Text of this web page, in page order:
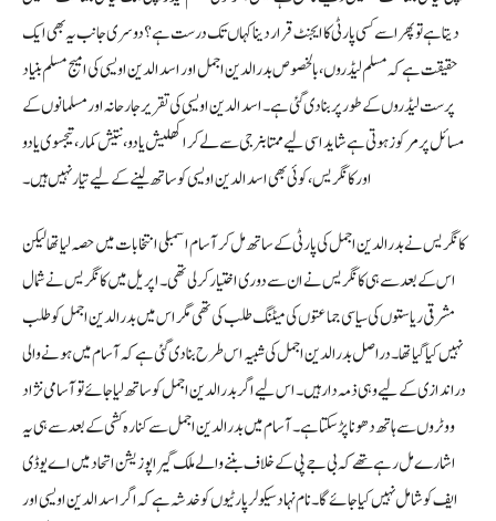
دیتا ہے تو پھر اسے کسی پارٹی کا ایجنٹ قرار دینا کہاں تک درست ہے؟ دوسری جانب یہ بھی ایک
حقیقت ہے کہ مسلم لیڈروں، بالخصوص بدرالدین اجمل اور اسدالدین اویسی کی امیج مسلم بنیاد
پرست لیڈروں کے طور پر بنا دی گئی ہے۔اسدالدین اویسی کی تقریر جارحانہ اور مسلمانوں کے
مسائل پر مرکوز ہوتی ہے شاید اسی لیے ممتا بنرجی سے لے کر اکھلیش یادو، نتیش کمار، تیجسوی یادو
اور کانگریس، کوئی بھی اسد الدین اویسی کو ساتھ لینے کے لیے تیار نہیں ہیں۔
کانگریس نے بدرالدین اجمل کی پارٹی کے ساتھ مل کر آسام اسمبلی انتخابات میں حصہ لیا تھا لیکن
اس کے بعد سے ہی کانگریس نے ان سے دوری اختیار کر لی تھی۔ اپریل میں کانگریس نے شمال
مشرقی ریاستوں کی سیاسی جماعتوں کی میٹنگ طلب کی تھی مگر اس میں بدرالدین اجمل کو طلب
نہیں کیا گیا تھا۔ دراصل بدرالدین اجمل کی شبیہ اس طرح بنا دی گئی ہے کہ آسام میں ہونے والی
دراندازی کے لیے وہی ذمہ دار ہیں۔ اس لیے اگر بدرالدین اجمل کو ساتھ لیا جائے تو آسامی نژاد
ووٹروں سے ہاتھ دھونا پڑسکتا ہے۔ آسام میں بدرالدین اجمل سے کنارہ کشی کے بعد سے ہی یہ
اشارے مل رہے تھے کہ بی جے پی کے خلاف بننے والے ملک گیر اپوزیشن اتحاد میں اے یو ڈی
ایف کو شامل نہیں کیا جائے گا۔ نام نہاد سیکولر پارٹیوں کو خدشہ ہے کہ اگر اسدالدین اویسی اور